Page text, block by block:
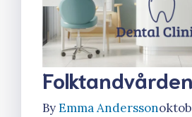
ByEmma Andersson